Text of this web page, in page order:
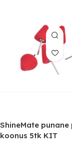
ShineMate punane
koonus 5tk KIT